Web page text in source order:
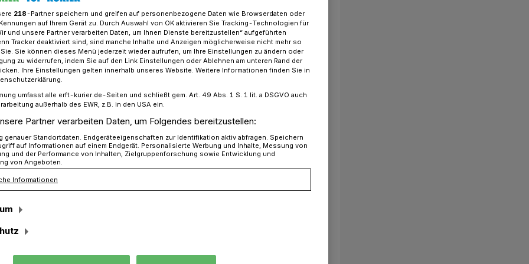
im geteilten Deutschland“:Fotoausstellung im Silverberg-Gymnasiums eröffnet
der Stadt Bedburg und des Silverberg-
ist die deutsche Teilung
zahlreiche Vorurteile über Menschen
hartnäckig. Insbesondere Frauen
und Verhaltensweisen
218-Partner speichern und greifen auf personenbezogene Daten wie Browserdaten oder
auf Ihrem Gerät zu. Durch Auswahl von OK aktivieren Sie Tracking-Technologien für
und unsere Partner verarbeiten Daten, um Ihnen Dienste bereitzustellen“ aufgeführten
Tracker deaktiviert sind, sind manche Inhalte und Anzeigen möglicherweise nicht mehr so
Sie können dieses Menü jederzeit wieder aufrufen, um Ihre Einstellungen zu ändern oder
zu widerrufen, indem Sie auf den Link Einstellungen oder Ablehnen am unteren Rand der
Ihre Einstellungen gelten innerhalb unseres Website. Weitere Informationen finden Sie in
umfasst alle erft-kurier.de-Seiten und schließt gem. Art. 49 Abs. 1 S. 1 lit. a DSGVO auch
außerhalb des EWR, z.B. in den USA ein.
Partner verarbeiten Daten, um Folgendes bereitzustellen:
genauer Standortdaten. Endgeräteeigenschaften zur Identifikation aktiv abfragen. Speichern
auf Informationen auf einem Endgerät. Personalisierte Werbung und Inhalte, Messung von
und der Performance von Inhalten, Zielgruppenforschung sowie Entwicklung und
von Angeboten.
Informationen